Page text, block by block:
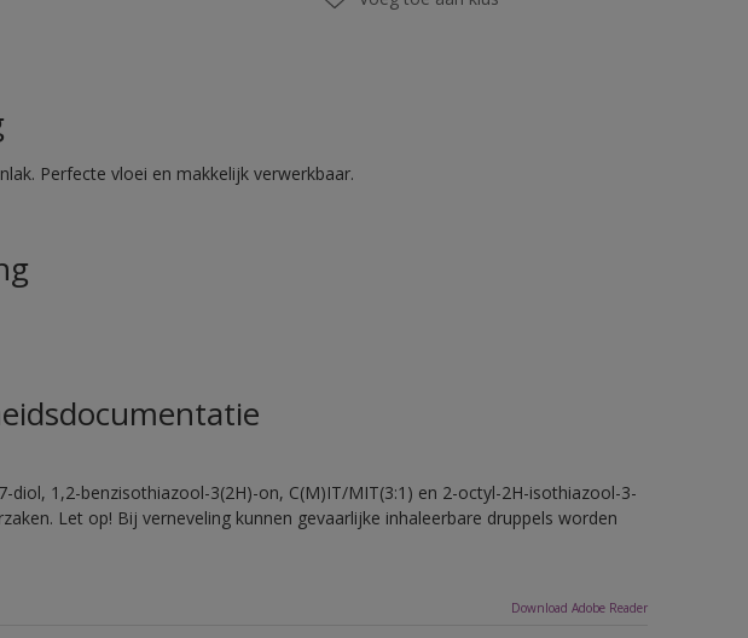
Perfecte vloei en makkelijk verwerkbaar.
diol, 1,2-benzisothiazool-3(2H)-on, C(M)IT/MIT(3:1) en 2-octyl-2H-isothiazool-3-
Let op! Bij verneveling kunnen gevaarlijke inhaleerbare druppels worden
Download Adobe Reader